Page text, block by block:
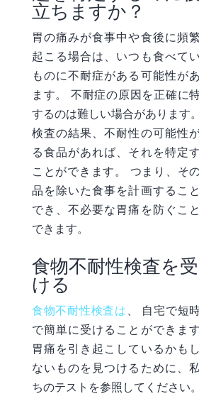
立ちますか？
胃の痛みが食事中や食後に頻
起こる場合は、いつも食べて
ものに不耐症がある可能性が
ます。 不耐症の原因を正確に
するのは難しい場合があります。
検査の結果、不耐性の可能性
る食品があれば、それを特定
ことができます。 つまり、そ
品を除いた食事を計画するこ
でき、不必要な胃痛を防ぐこ
できます。
食物不耐性検査を受
ける
食物不耐性検査は
自宅で短
で簡単に受けることができます
胃痛を引き起こしているかも
ないものを見つけるために、
ちのテストを参照して ください。